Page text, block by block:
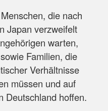
die nach
Japan verzweifelt
warten,
Familien, die
Verhältnisse
müssen und auf
Deutschland hoffen.